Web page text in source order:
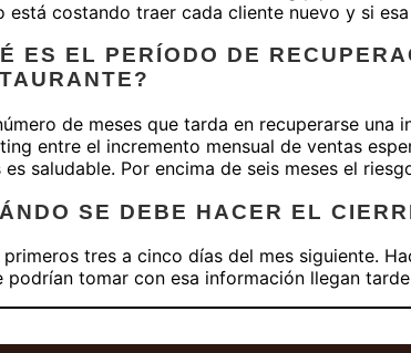
está costando traer cada cliente nuevo y si
ES EL PERÍODO DE
de meses que tarda en recuperarse
entre el incremento mensual de ventas
es saludable. Por encima de seis meses el
SE DEBE HACER EL
primeros tres a cinco días del mes siguiente.
podrían tomar con esa información llegan